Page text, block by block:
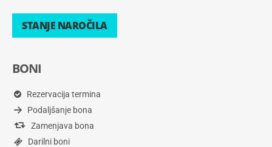
STANJE NAROČILA
BONI
Rezervacija termina
Podaljšanje bona
Zamenjava bona
Darilni boni